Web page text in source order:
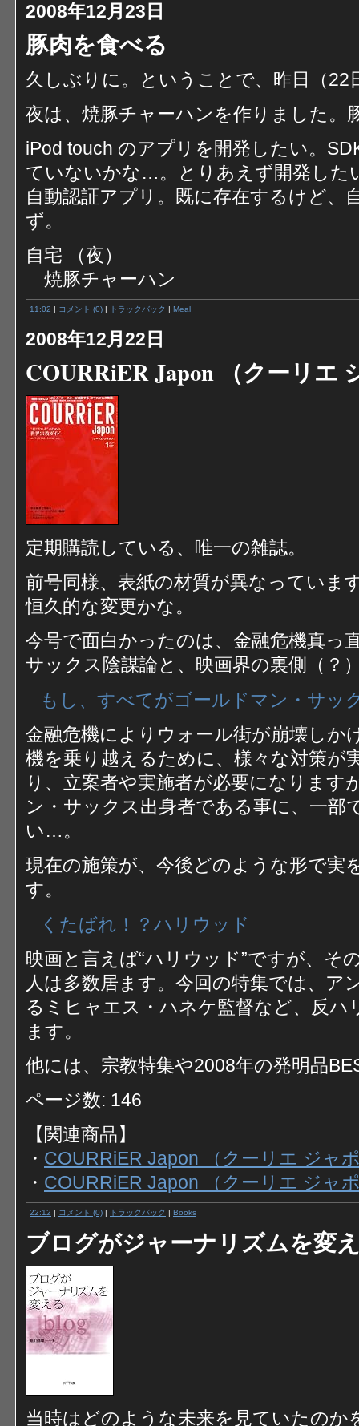
2008年12月23日
豚肉を食べる
久しぶりに。ということで、昨日（22
夜は、焼豚チャーハンを作りました
iPod touch のアプリを開発したい。
ていないかな…。とりあえず開発した
自動認証アプリ。既に存在するけど、
ず。
自宅 （夜）
焼豚チャーハン
11:02 | コメント (0) | トラックバック | Meal
2008年12月22日
COURRiER Japon （クーリエ
定期購読している、唯一の雑誌。
前号同様、表紙の材質が異なっていま
恒久的な変更かな。
今号で面白かったのは、金融危機真っ
サックス陰謀論と、映画界の裏側（？
もし、すべてがゴールドマン・サッ
金融危機によりウォール街が崩壊しか
機を乗り越えるために、様々な対策が
り、立案者や実施者が必要になります
ン・サックス出身者である事に、一部
い…。
現在の施策が、今後どのような形で実
す。
くたばれ！？ハリウッド
映画と言えば“ハリウッド”ですが、そ
人は多数居ます。今回の特集では、
るミヒャエス・ハネケ監督など、反
ます。
他には、宗教特集や2008年の発明品
ページ数: 146
【関連商品】
・ COURRiER Japon （クーリエ ジャ
・ COURRiER Japon （クーリエ ジャ
22:12 | コメント (0) | トラックバック | Books
ブログがジャーナリズムを変
当時はどのような未来を見ていたのか